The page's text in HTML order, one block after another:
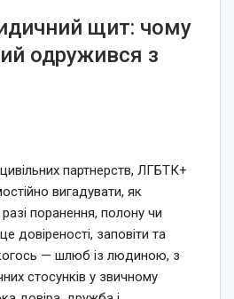
щит: чому
одружився з
партнерств, ЛГБТК+
вигадувати, як
поранення, полону чи
довіреності, заповіти та
— шлюб із людиною, з
стосунків у звичному